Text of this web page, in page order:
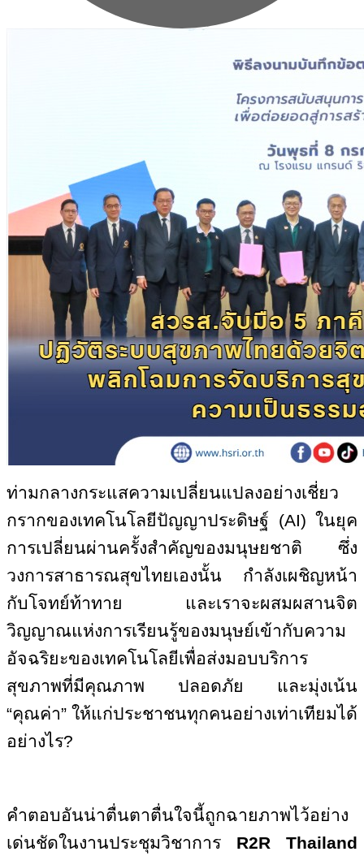
ท่ามกลางกระแสความเปลี่ยนแปลงอย่างเชี่ยว
กรากของเทคโนโลยีปัญญาประดิษฐ์ (AI) ในยุค
การเปลี่ยนผ่านครั้งสำคัญของมนุษยชาติ
ซึ่ง
วงการสาธารณสุขไทยเองนั้น กำลังเผชิญหน้า
กับโจทย์ท้าทาย และเราจะผสมผสานจิต
วิญญาณแห่งการเรียนรู้ของมนุษย์เข้ากับความ
อัจฉริยะของเทคโนโลยีเพื่อส่งมอบบริการ
สุขภาพที่มีคุณภาพ ปลอดภัย และมุ่งเน้น
“คุณค่า” ให้แก่ประชาชนทุกคนอย่างเท่าเทียมได้
อย่างไร?
คำตอบอันน่าตื่นตาตื่นใจนี้ถูกฉายภาพไว้อย่าง
เด่นชัดในงานประชุมวิชาการ
R2R Thailand